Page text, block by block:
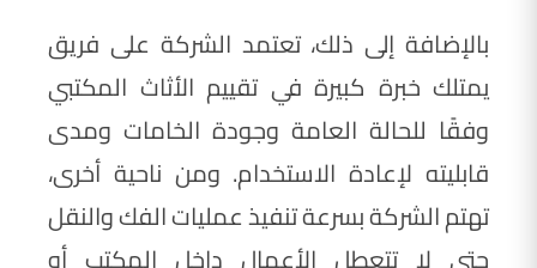
بالإضافة إلى ذلك، تعتمد الشركة على فريق
يمتلك خبرة كبيرة في تقييم الأثاث المكتبي
وفقًا للحالة العامة وجودة الخامات ومدى
قابليته لإعادة الاستخدام. ومن ناحية أخرى،
تهتم الشركة بسرعة تنفيذ عمليات الفك والنقل
حتى لا تتعطل الأعمال داخل المكتب أو